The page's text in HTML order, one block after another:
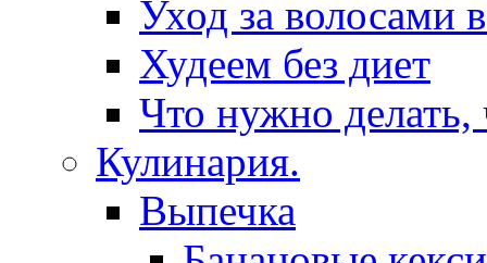
Уход за волосами
Худеем без диет
Что нужно делать,
Кулинария.
Выпечка